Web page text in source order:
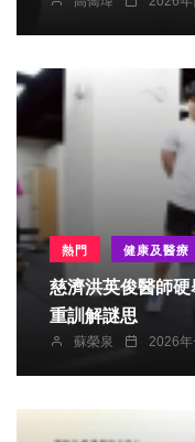
熱門 健康及醫療
慈濟洪英俊醫師
重訓解謎思
蘇榮泉 2026年